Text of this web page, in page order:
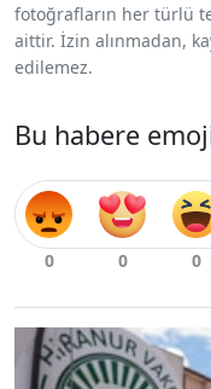
fotoğrafların her türlü
aittir. İzin alınmadan,
edilemez.
Bu habere